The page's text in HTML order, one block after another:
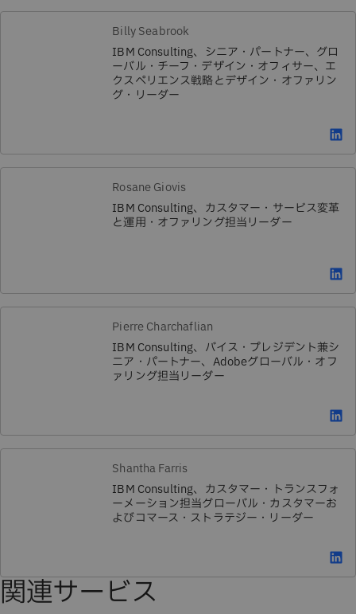
Billy Seabrook
IBM Consulting、シニア・パートナー、グロ
ーバル・チーフ・デザイン・オフィサー、エ
クスペリエンス戦略とデザイン・オファリン
グ・リーダー
Rosane Giovis
IBM Consulting、カスタマー・サービス変革
と運用・オファリング担当リーダー
Pierre Charchaflian
IBM Consulting、バイス・プレジデント兼シ
ニア・パートナー、Adobeグローバル・オフ
ァリング担当リーダー
Shantha Farris
IBM Consulting、カスタマー・トランスフォ
ーメーション担当グローバル・カスタマーお
よびコマース・ストラテジー・リーダー
関連サービス